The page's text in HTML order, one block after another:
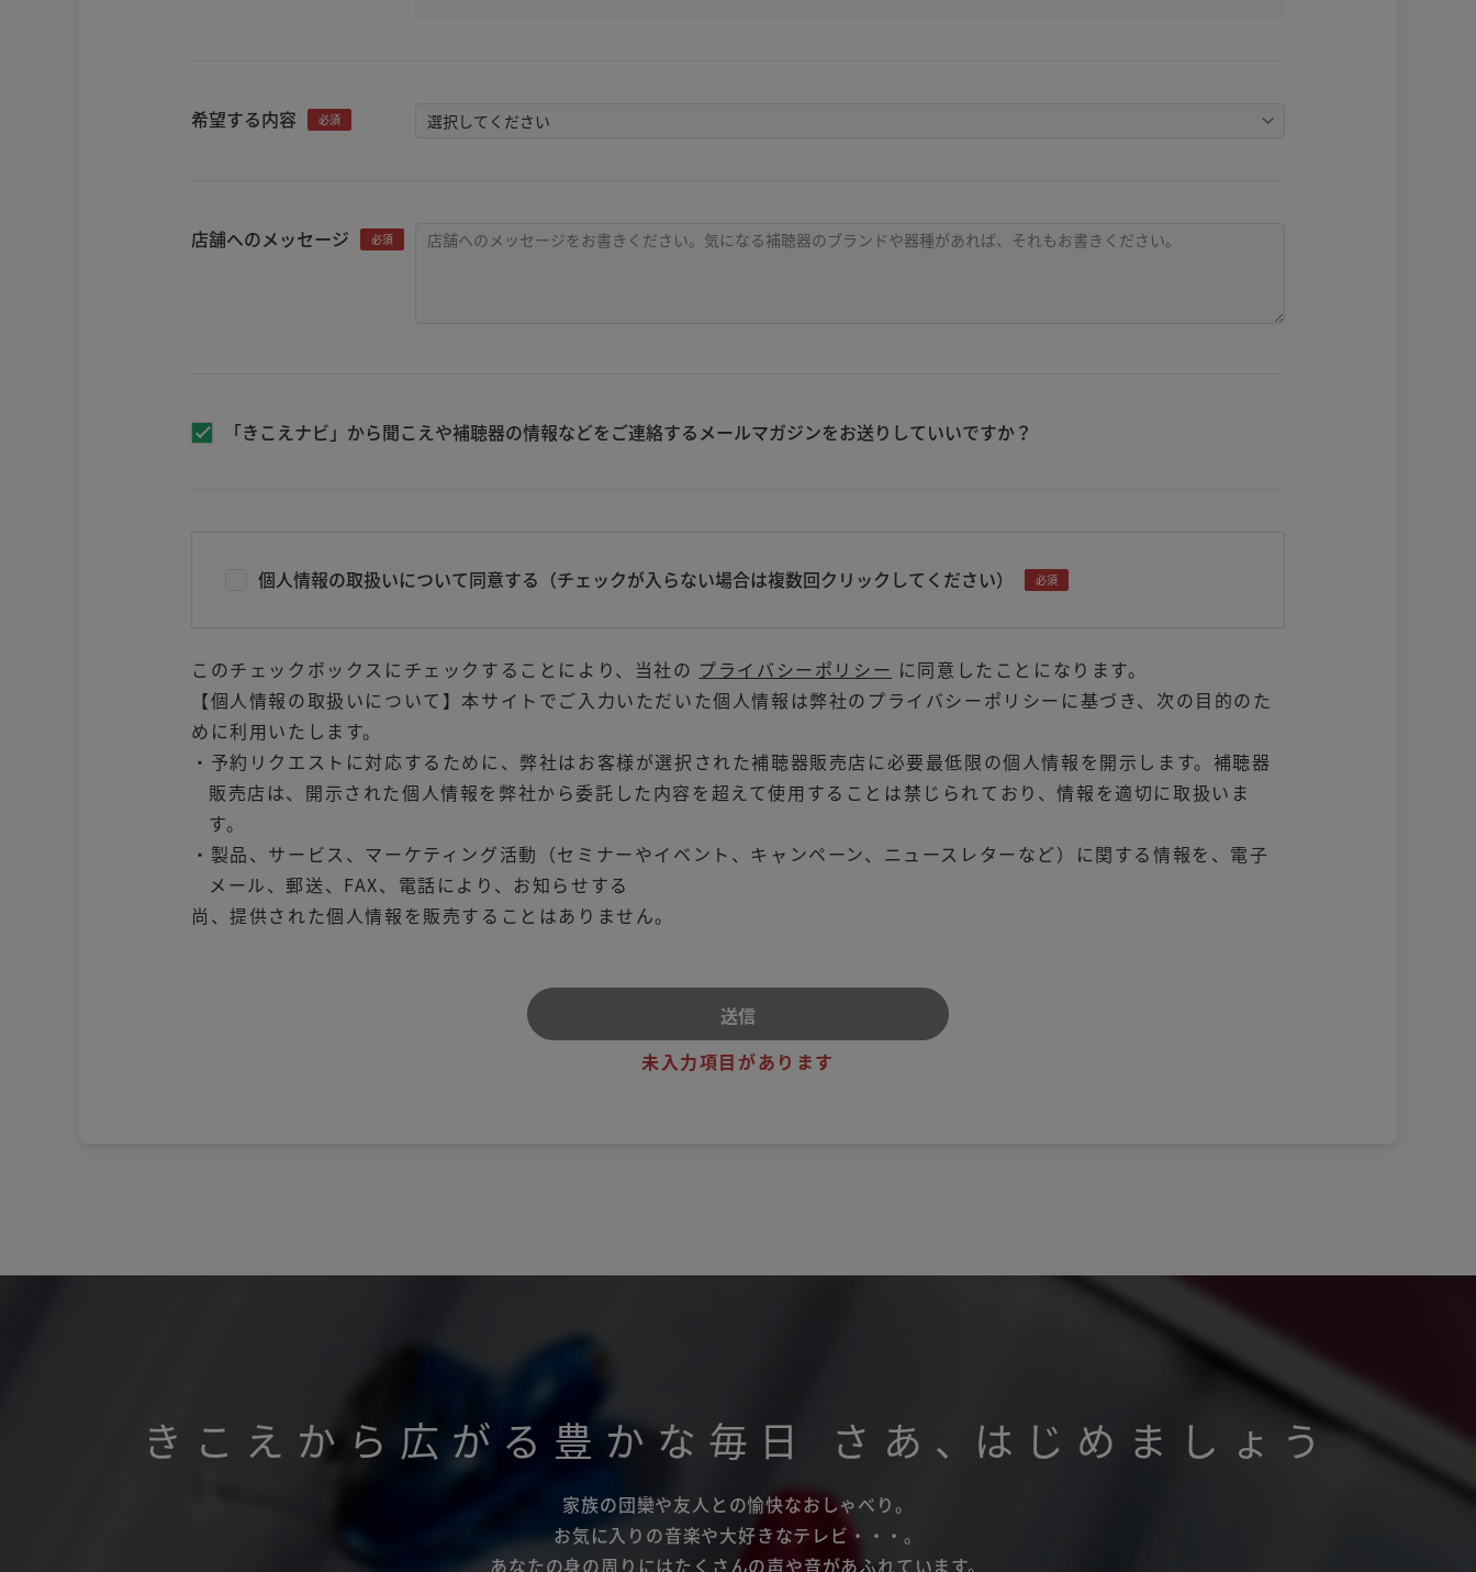
希望する内容 必須
店舗へのメッセージ 必須
「きこえナビ」から聞こえや補聴器の情報などをご連絡するメールマガジンをお送りしていいですか？
個人情報の取扱いについて同意する（チェックが入らない場合は複数回クリックしてください） 必須
このチェックボックスにチェックすることにより、当社の プライバシーポリシー に同意したことになります。
【個人情報の取扱いについて】本サイトでご入力いただいた個人情報は弊社のプライバシーポリシーに基づき、次の目的のた
めに利用いたします。
・予約リクエストに対応するために、弊社はお客様が選択された補聴器販売店に必要最低限の個人情報を開示します。補聴器
販売店は、開示された個人情報を弊社から委託した内容を超えて使用することは禁じられており、情報を適切に取扱いま
す。
・製品、サービス、マーケティング活動（セミナーやイベント、キャンペーン、ニュースレターなど）に関する情報を、電子
メール、郵送、FAX、電話により、お知らせする
尚、提供された個人情報を販売することはありません。
未入力項目があります
きこえから広がる豊かな毎日 さあ 、 はじめましょう
家族の団欒や友人との愉快なおしゃべり。
お気に入りの音楽や大好きなテレビ・・・。
あなたの身の周りにはたくさんの声や音があふれています。